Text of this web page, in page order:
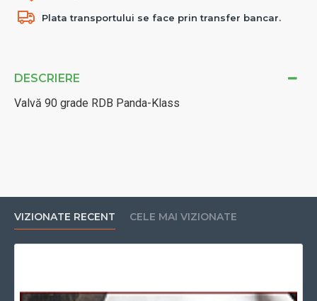
DESCRIERE
Valvă 90 grade RDB Panda-Klass
Plata transportului se face prin transfer bancar.
VIZIONATE RECENT CELE MAI VIZIONATE